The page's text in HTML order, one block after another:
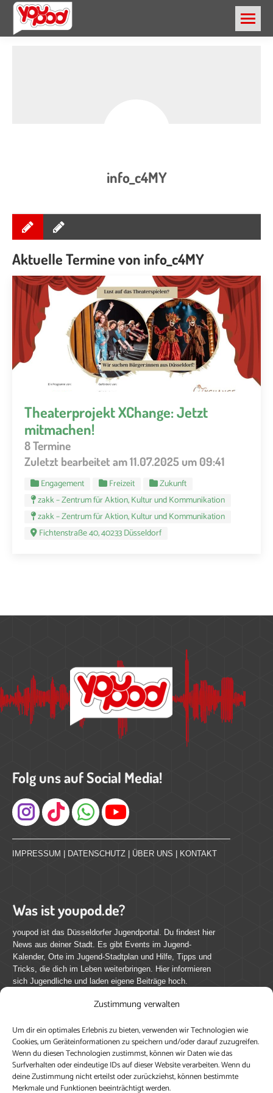
Zustimmung verwalten
Um dir ein optimales Erlebnis zu bieten, verwenden wir Technologien wie
Cookies, um Geräteinformationen zu speichern und/oder darauf zuzugreifen.
Wenn du diesen Technologien zustimmst, können wir Daten wie das
Surfverhalten oder eindeutige IDs auf dieser Website verarbeiten. Wenn du
deine Zustimmung nicht erteilst oder zurückziehst, können bestimmte
Merkmale und Funktionen beeinträchtigt werden.
info_c4MY
Aktuelle Termine von info_c4MY
Theaterprojekt XChange: Jetzt
mitmachen!
8 Termine
Zuletzt bearbeitet am 11.07.2025 um 09:41
Engagement Freizeit
Zukunft
zakk – Zentrum für Aktion, Kultur und Kommunikation
zakk – Zentrum für Aktion, Kultur und Kommunikation
Fichtenstraße 40, 40233 Düsseldorf
Folg uns auf Social Media!
Instagram
IMPRESSUM | DATENSCHUTZ | ÜBER UNS | KONTAKT
Was ist youpod.de?
youpod ist das Düsseldorfer Jugendportal. Du findest hier
News aus deiner Stadt. Es gibt Events im Jugend-
Kalender, Orte im Jugend-Stadtplan und Hilfe, Tipps und
Tricks, die dich im Leben weiterbringen. Hier informieren
sich Jugendliche und laden eigene Beiträge hoch.
youpod.de lebt von Menschen wie dir. Sammel
journalistische Erfahrung, teile deine Perspektive und
veröffentliche deine Beiträge auf youpod.de.Du musst
dich anmelden, um alle Funktionen nutzen zu können, ein
Profil anzulegen, eigene Beiträge hochzuladen und zu